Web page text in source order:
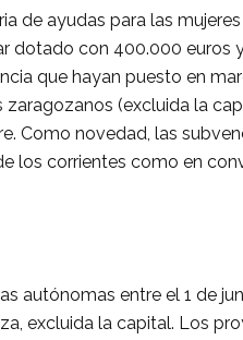
de ayudas para las
dotado con 400.000 euros
que hayan puesto en
(excluida la
Como novedad, las
los corrientes como en
autónomas entre el 1 de
excluida la capital. Los